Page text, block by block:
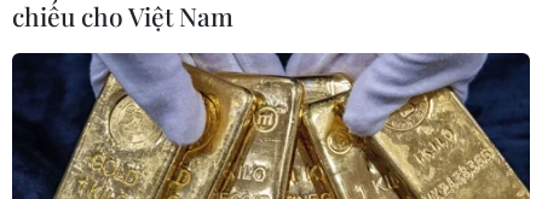
chiếu cho Việt Nam